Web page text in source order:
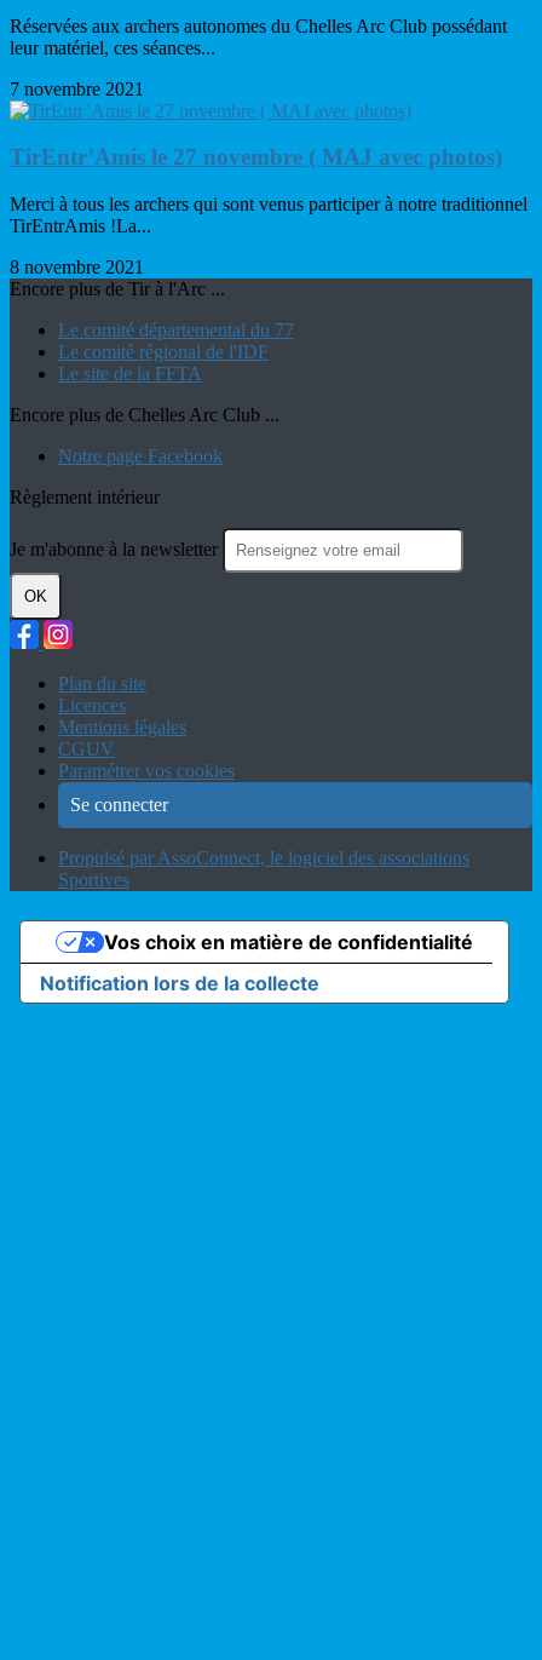
Réservées aux archers autonomes du Chelles Arc Club possédant
leur matériel, ces séances...
7 novembre 2021
TirEntr’Amis le 27 novembre ( MAJ avec photos)
Merci à tous les archers qui sont venus participer à notre traditionnel
TirEntrAmis !La...
8 novembre 2021
Encore plus de Tir à l'Arc ...
Le comité départemental du 77
Le comité régional de l'IDF
Le site de la FFTA
Encore plus de Chelles Arc Club ...
Notre page Facebook
Règlement intérieur
Je m'abonne à la newsletter
OK
Plan du site
Licences
Mentions légales
CGUV
Paramétrer vos cookies
Se connecter
Propulsé par AssoConnect, le logiciel des associations
Sportives
Notification lors de la collecte
Vos choix en matière de confidentialité